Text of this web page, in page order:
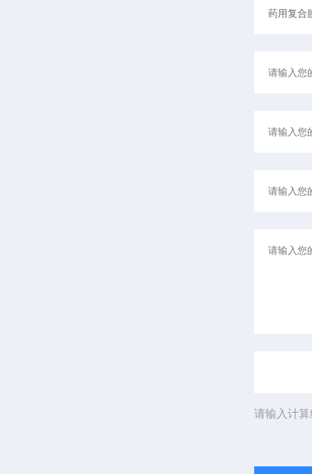
请输入计